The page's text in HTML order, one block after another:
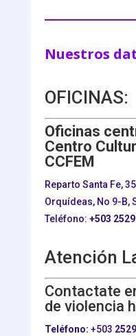
Nuestros
OFICINAS:
Oficinas
Centro
CCFEM
Reparto Santa Fe,
Orquídeas, No 9-B,
Teléfono: +503
Atención
Contactate
de violencia
Teléfono: +503